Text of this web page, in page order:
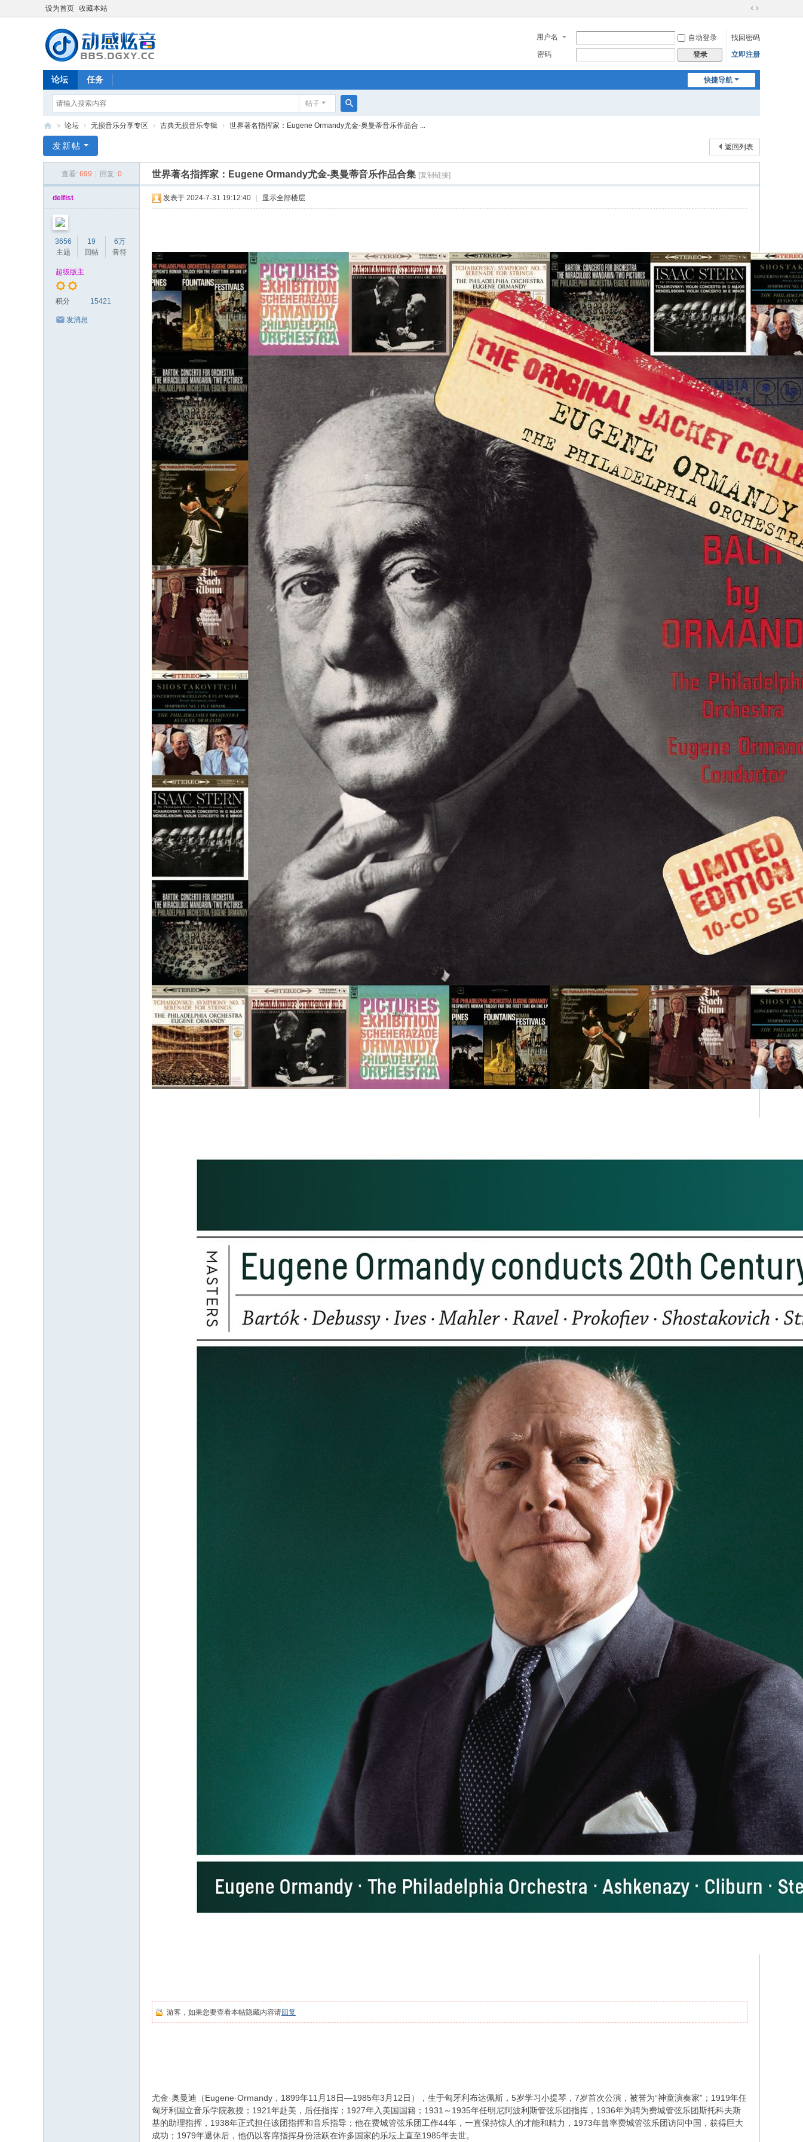
设为首页 收藏本站
切
到
宽
用户名 自动登录
找回密码
密码
登录 立即注册
快捷导航
论坛 任务
帖子
搜
感
» 论坛 › 无损音乐分享专区 › 古典无损音乐专辑 › 世界著名指挥家：Eugene Ormandy尤金-奥曼蒂音乐作品合 ...
返回列表
发新帖
查看: 699 回复: 0 世界著名指挥家：Eugene Ormandy尤金-奥曼蒂音乐作品合集 [复制链接]
delfist
3656
主题
19
回帖
6万
音符
超级版主
积分 15421
发消息
发表于 2024-7-31 19:12:40 显示全部楼层
游客，如果您要查看本帖隐藏内容请回复
尤金·奥曼迪（Eugene·Ormandy，1899年11月18日—1985年3月12日），生于匈牙利布达佩斯，5岁学习小提琴，7岁首次公演，被誉为“神童演奏家”；1919年任
匈牙利国立音乐学院教授；1921年赴美，后任指挥；1927年入美国国籍；1931～1935年任明尼阿波利斯管弦乐团指挥，1936年为聘为费城管弦乐团斯托科夫斯
基的助理指挥，1938年正式担任该团指挥和音乐指导；他在费城管弦乐团工作44年，一直保持惊人的才能和精力，1973年曾率费城管弦乐团访问中国，获得巨大
成功；1979年退休后，他仍以客席指挥身份活跃在许多国家的乐坛上直至1985年去世。